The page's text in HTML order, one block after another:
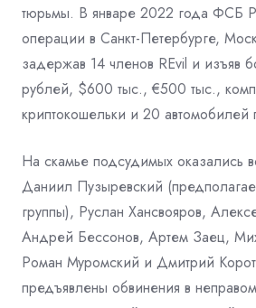
тюрьмы. В январе 2022 года ФСБ
операции в Санкт-Петербурге,
задержав 14 членов REvil и изъяв
рублей, $600 тыс., €500 тыс.,
криптокошельки и 20 автомобилей
На скамье подсудимых оказались
Даниил Пузыревский
группы), Руслан Хансвояров,
Андрей Бессонов, Артем Заец,
Роман Муромский и Дмитрий
предъявлены обвинения в